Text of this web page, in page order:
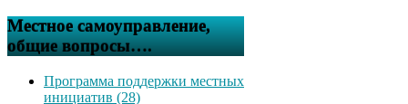
Местное самоуправление,
общие вопросы….
Программа поддержки местных
инициатив (28)